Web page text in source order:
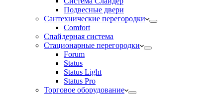
Подвесные двери
Сантехнические перегородки
Comfort
Спайдерная система
Стационарные перегородки
Forum
Status
Status Light
Status Pro
Торговое оборудование